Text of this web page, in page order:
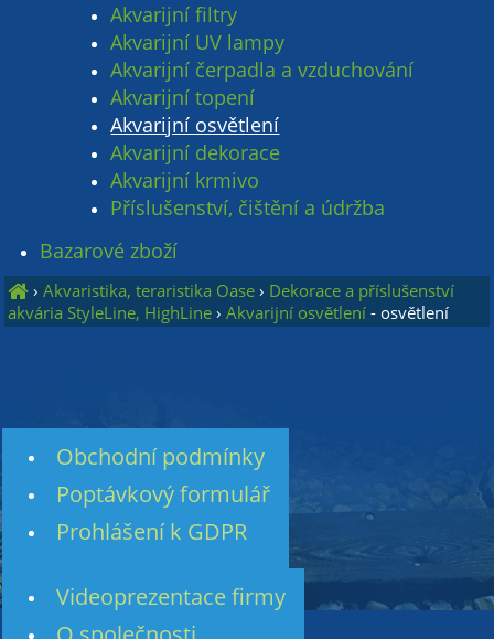
Akvarijní filtry
Akvarijní UV lampy
Akvarijní čerpadla a vzduchování
Akvarijní topení
Akvarijní osvětlení
Akvarijní dekorace
Akvarijní krmivo
Příslušenství, čištění a údržba
Bazarové zboží
›Akvaristika, teraristika Oase › Dekorace a příslušenství
akvária StyleLine, HighLine ›Akvarijní osvětlení - osvětlení
Obchodní podmínky
Poptávkový formulář
Prohlášení k GDPR
Videoprezentace firmy